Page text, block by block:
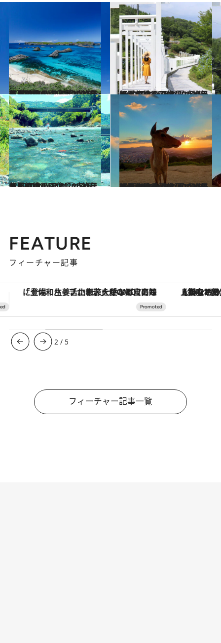
2022.7.24
【夏の絶景画像】2022年版 関東エリアの夏の絶景＆風物詩の画像(42点)をチェック！
旅＆お出かけ 2022.7.12
【夏の絶景画像】2022年版 中国エリアの夏の絶景＆風物詩の画像(30点)をチェック！
旅＆お出かけ
2022.7.12
【夏の絶景画像】2022年版 四国エリアの夏の絶景＆風物詩の画像(24点)をチェック！
旅＆お出かけ 2022.7.25
【夏の絶景画像】2022年版 近畿エリアの夏の絶景＆風物詩の画像(40点)をチェック！
旅＆お出かけ
FEATURE
フィーチャー記事
【銀座で出合う最旬美容】美髪ケアや上質な眠り…セルフケアのアップデートから、特別な名入れギフトまで。大人のための「ReFa GINZA」クルーズ 【夏限定ディナーコース】旬を
3 / 5
フィーチャー記事一覧